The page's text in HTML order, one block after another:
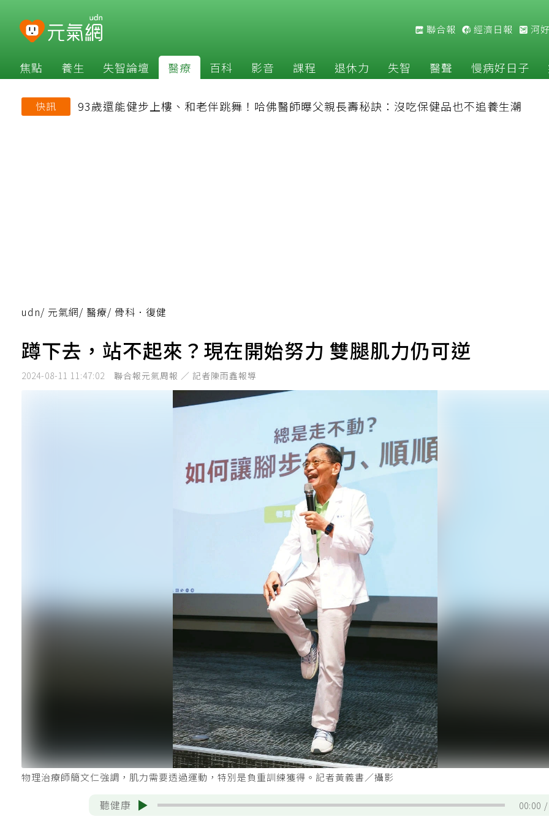
聯合報 經濟日報 河
焦點 養生 失智論壇 醫療 百科 影音 課程 退休力 失智 醫聲 慢病好日子
快訊 93歲還能健步上樓、和老伴跳舞！哈佛醫師曝父親長壽秘訣：沒吃保健品也不追養生潮
udn/ 元氣網/ 醫療/ 骨科．復健
蹲下去，站不起來？現在開始努力 雙腿肌力仍可逆
2024-08-11 11:47:02 聯合報元氣周報 ／ 記者陳雨鑫報導
物理治療師簡文仁強調，肌力需要透過運動，特別是負重訓練獲得。記者黃義書／攝影
聽健康 00:00